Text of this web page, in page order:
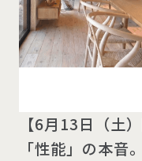
【6月13日（土
「性能」の本音